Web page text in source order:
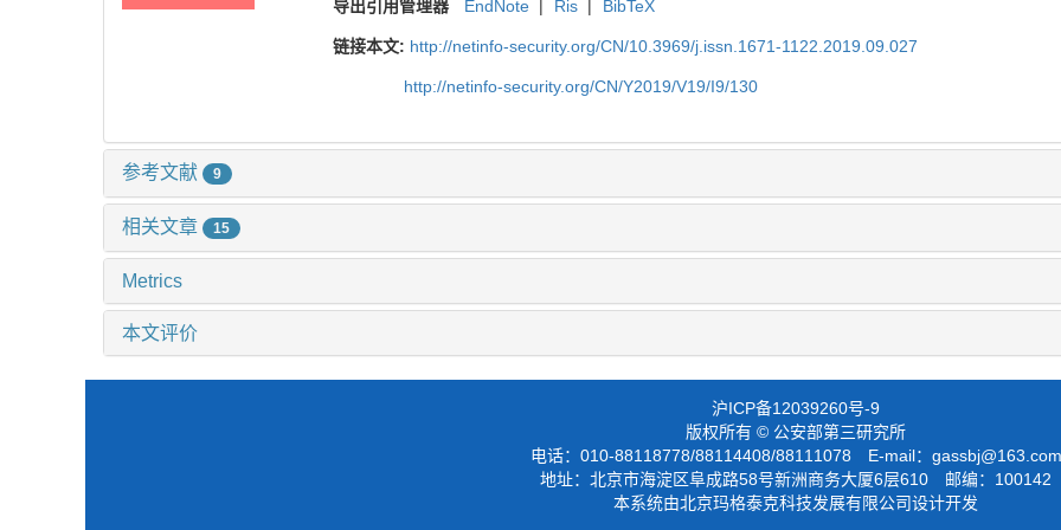
导出引用管理器 EndNote Ris BibTeX
链接本文: http://netinfo-security.org/CN/10.3969/j.issn.1671-1122.2019.09.027
http://netinfo-security.org/CN/Y2019/V19/I9/130
参考文献 9
相关文章 15
Metrics
本文评价
沪ICP备12039260号-9
版权所有 © 公安部第三研究所
电话：010-88118778/88114408/88111078 E-mail： gassbj@163.com
地址：北京市海淀区阜成路58号新洲商务大厦6层610 邮编：100142
本系统由北京玛格泰克科技发展有限公司设计开发